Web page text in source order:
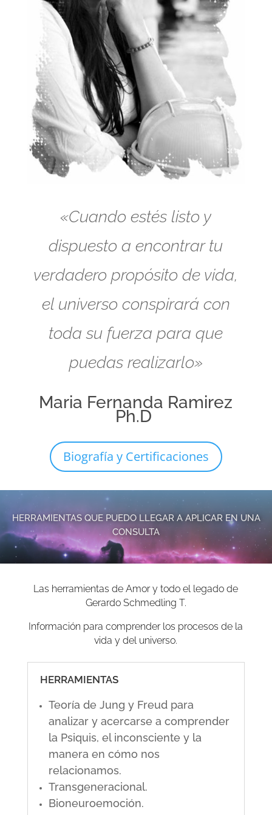
«Cuando estés listo y
dispuesto a encontrar tu
verdadero propósito de vida,
el universo conspirará con
toda su fuerza para que
puedas realizarlo»
Maria Fernanda Ramirez
Ph.D
Biografía y Certificaciones
HERRAMIENTAS QUE PUEDO LLEGAR A APLICAR EN UNA
CONSULTA
Las herramientas de Amor y todo el legado de
Gerardo Schmedling T.
Información para comprender los procesos de la
vida y del universo.
HERRAMIENTAS
Teoría de Jung y Freud para
analizar y acercarse a comprender
la Psiquis, el inconsciente y la
manera en cómo nos
relacionamos.
Transgeneracional.
Bioneuroemoción.